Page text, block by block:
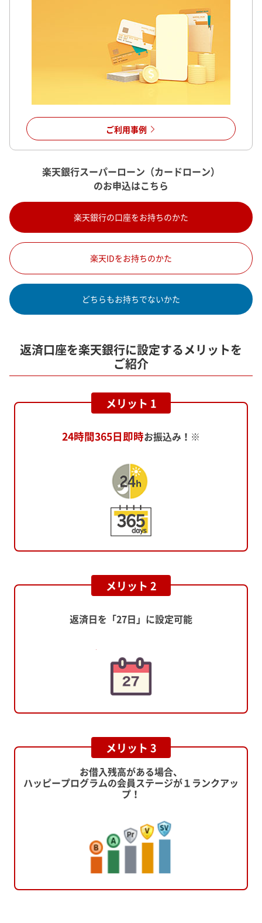
ご利用事例
楽天銀行スーパーローン（カードローン）
のお申込はこちら
楽天銀行の口座をお持ちのかた
楽天IDをお持ちのかた
どちらもお持ちでないかた
返済口座を楽天銀行に設定するメリットを
ご紹介
メリット 1
24時間365日即時お振込み！※
メリット 2
返済日を「27日」に設定可能
メリット 3
お借入残高がある場合、
ハッピープログラムの会員ステージが１ランクアッ
プ！